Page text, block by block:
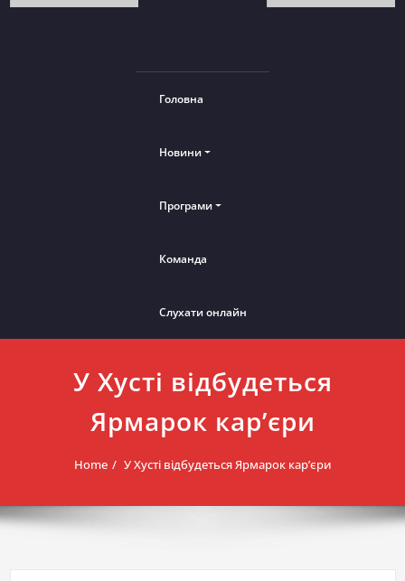
Головна
Новини
Програми
Команда
Слухати онлайн
У Хусті відбудеться
Ярмарок кар’єри
Home У Хусті відбудеться Ярмарок кар’єри